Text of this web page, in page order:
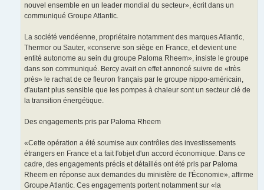
nouvel ensemble en un leader mondial du secteur», écrit dans un
communiqué Groupe Atlantic.
La société vendéenne, propriétaire notamment des marques Atlantic,
Thermor ou Sauter, «conserve son siège en France, et devient une
entité autonome au sein du groupe Paloma Rheem», insiste le groupe
dans son communiqué. Bercy avait en effet annoncé suivre de «très
près» le rachat de ce fleuron français par le groupe nippo-américain,
d'autant plus sensible que les pompes à chaleur sont un secteur clé de
la transition énergétique.
Des engagements pris par Paloma Rheem
«Cette opération a été soumise aux contrôles des investissements
étrangers en France et a fait l'objet d'un accord économique. Dans ce
cadre, des engagements précis et détaillés ont été pris par Paloma
Rheem en réponse aux demandes du ministère de l'Économie», affirme
Groupe Atlantic. Ces engagements portent notamment sur «la